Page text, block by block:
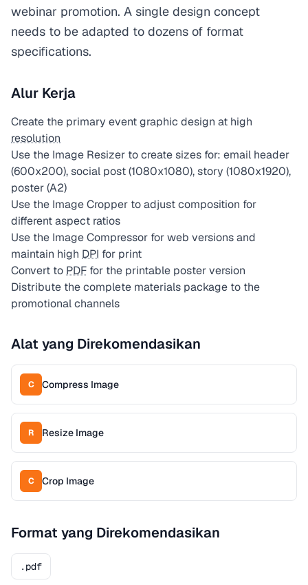
webinar promotion. A single design concept
needs to be adapted to dozens of format
specifications.
Alur Kerja
Create the primary event graphic design at high
resolution
Use the Image Resizer to create sizes for: email header
(600x200), social post (1080x1080), story (1080x1920),
poster (A2)
Use the Image Cropper to adjust composition for
different aspect ratios
Use the Image Compressor for web versions and
maintain high DPI for print
Convert to PDF for the printable poster version
Distribute the complete materials package to the
promotional channels
Alat yang Direkomendasikan
C Compress Image
R Resize Image
C Crop Image
Format yang Direkomendasikan
.pdf